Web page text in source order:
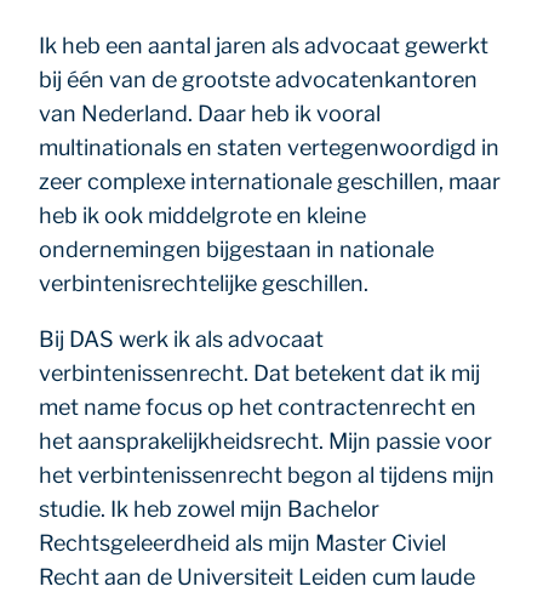
Ik heb een aantal jaren als advocaat gewerkt
bij één van de grootste advocatenkantoren
van Nederland. Daar heb ik vooral
multinationals en staten vertegenwoordigd in
zeer complexe internationale geschillen, maar
heb ik ook middelgrote en kleine
ondernemingen bijgestaan in nationale
verbintenisrechtelijke geschillen.
Bij DAS werk ik als advocaat
verbintenissenrecht. Dat betekent dat ik mij
met name focus op het contractenrecht en
het aansprakelijkheidsrecht. Mijn passie voor
het verbintenissenrecht begon al tijdens mijn
studie. Ik heb zowel mijn Bachelor
Rechtsgeleerdheid als mijn Master Civiel
Recht aan de Universiteit Leiden cum laude